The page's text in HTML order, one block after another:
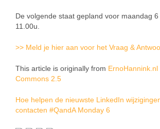
De volgende staat gepland voor maandag
11.00u.
>> Meld je hier aan voor het Vraag &
This article is originally from ErnoHannink.nl
Commons 2.5
Hoe helpen de nieuwste LinkedIn
contacten #QandA Monday 6